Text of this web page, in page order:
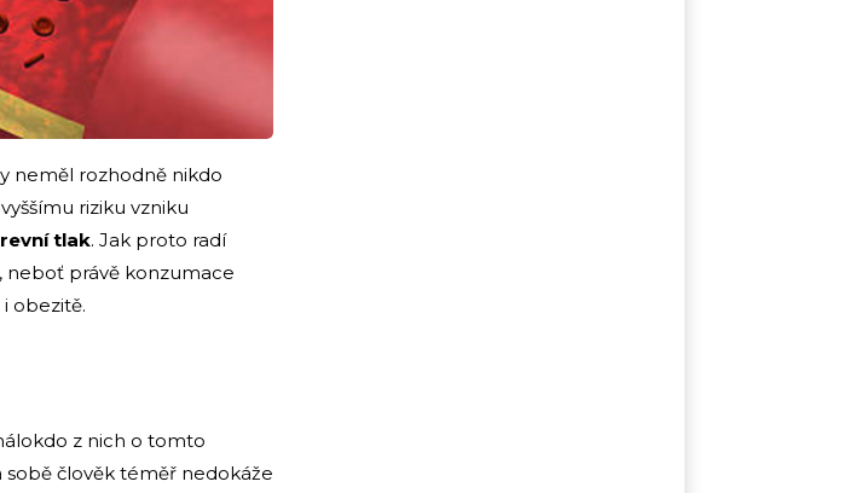
neměl rozhodně nikdo
riziku vzniku
tlak. Jak proto radí
neboť právě konzumace
obezitě.
z nich o tomto
člověk téměř nedokáže